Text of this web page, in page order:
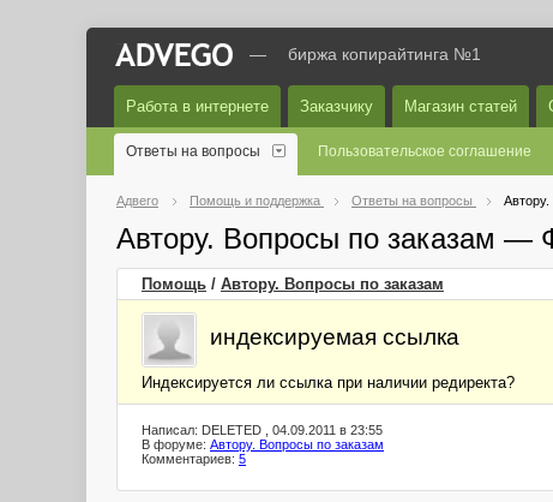
— биржа копирайтинга №1
Работа в интернете Заказчику Магазин статей
Ответы на вопросы Пользовательское соглашение
Адвего Помощь и поддержка Ответы на вопросы
Автору. Вопросы по заказам —
Помощь / Автору. Вопросы по заказам
индексируемая ссылка
Индексируется ли ссылка при наличии редиректа?
Написал: DELETED , 04.09.2011 в 23:55
В форуме: Автору. Вопросы по заказам
Комментариев: 5